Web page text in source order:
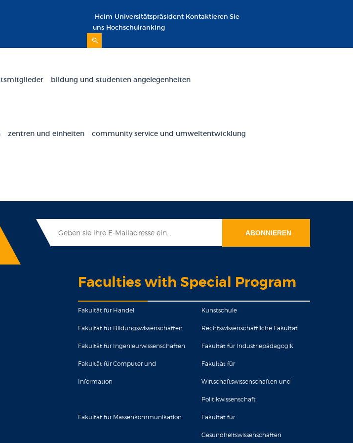
Heim Universitätspräsident Kontaktieren Sie
uns Hochschulranking
bildung und studenten angelegenheiten
zentren und einheiten community service und umweltentwicklung
Faculties with Special Program
Fakultät für Handel Kunstschule
Fakultät für Bildungswissenschaften Rechtswissenschaftliche Fakultät
Fakultät für Ingenieurwissenschaften Fakultät für Industriepädagogik
Fakultät für Computer und
Information
Fakultät für
Wirtschaftswissenschaften und
Politikwissenschaft
Fakultät für Massenkommunikation Fakultät für
Gesundheitswissenschaften